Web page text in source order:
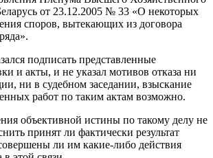
от 23.12.2005 № 33 «О некоторых
споров, вытекающих из договора
подписать представленные
и акты, и не указал мотивов отказа ни
ни в судебном заседании, взыскание
работ по таким актам возможно.
объективной истины по такому делу не
принят ли фактически результат
ли им какие-либо действия